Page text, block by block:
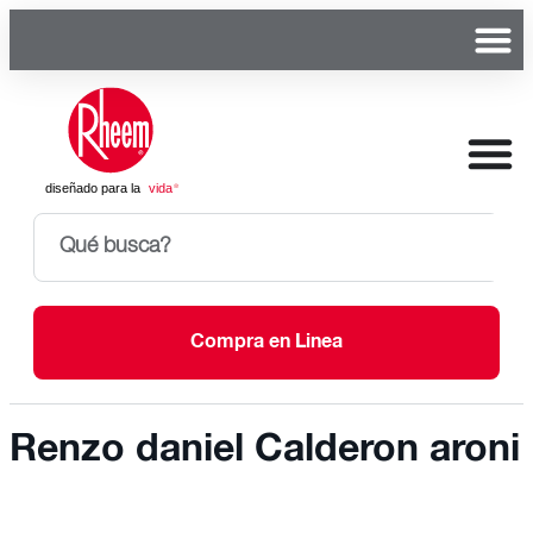
Compra en Linea
Renzo daniel Calderon aroni